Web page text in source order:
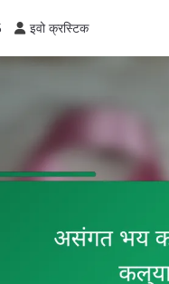
इवो क्रस्टिक